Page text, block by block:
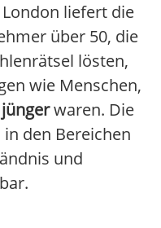
liefert die
über 50, die
lösten,
wie Menschen,
waren. Die
den Bereichen
und